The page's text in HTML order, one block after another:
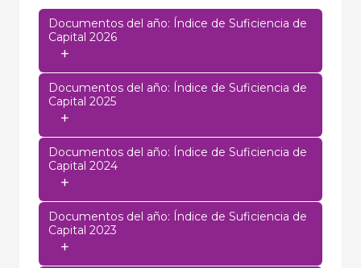
Documentos del año: Índice de Suficiencia de
Capital 2026
+
Documentos del año: Índice de Suficiencia de
Capital 2025
+
Documentos del año: Índice de Suficiencia de
Capital 2024
+
Documentos del año: Índice de Suficiencia de
Capital 2023
+